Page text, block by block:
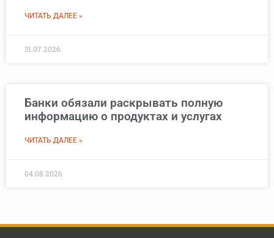
ЧИТАТЬ ДАЛЕЕ »
31.07.2026
Банки обязали раскрывать полную
информацию о продуктах и услугах
ЧИТАТЬ ДАЛЕЕ »
04.08.2026